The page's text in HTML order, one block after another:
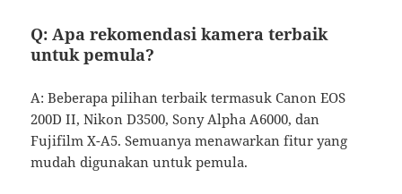
Q: Apa rekomendasi kamera terbaik
untuk pemula?
A: Beberapa pilihan terbaik termasuk Canon EOS
200D II, Nikon D3500, Sony Alpha A6000, dan
Fujifilm X-A5. Semuanya menawarkan fitur yang
mudah digunakan untuk pemula.